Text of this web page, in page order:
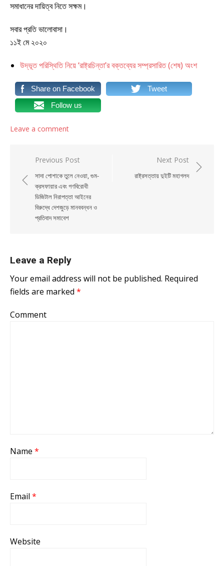
সমাধানের দায়িত্ব নিতে সক্ষম।
সবার প্রতি ভালোবাসা।
১১ই মে ২০২০
উদ্ভূত পরিস্থিতি নিয়ে ‘রাষ্ট্রচিন্তা’র বক্তব্যের সম্প্রসারিত (শেষ) অংশ
Share on Facebook
Tweet
Follow us
Leave a comment
Post navigation
Previous Post
সাদা পোশাকে তুলে নেওয়া, গুম-
ক্রসফায়ার এবং গণবিরোধী
ডিজিটাল নিরাপত্তা আইনের
বিরুদ্ধে দেশজুড়ে মানববন্ধন ও
প্রতিবাদ সমাবেশ
Next Post
রাষ্ট্রসত্তায় দুইটি মহাগলদ
Leave a Reply
Your email address will not be published. Required
fields are marked *
Comment
Name *
Email *
Website